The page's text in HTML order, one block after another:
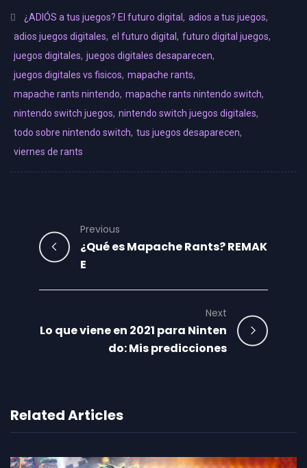
¿ADIÓS a tus juegos? El futuro digital , adios a tus juegos,
adios juegos digitales, el futuro digital , futuro digital juegos,
juegos digitales, juegos digitales desaparecen,
juegos digitales vs fisicos, mapache rants,
mapache rants nintendo, mapache rants nintendo switch,
nintendo switch juegos, nintendo switch juegos digitales,
todo sobre nintendo switch, tus juegos desaparecen,
viernes de rants
Previous
¿Qué es Mapache Rants? REMAK
E
Next
Lo que viene en 2021 para Ninten
do: Mis predicciones
Related Articles